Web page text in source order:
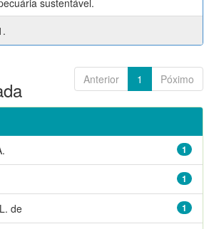
Anterior 1 Póximo
1
1
1
de